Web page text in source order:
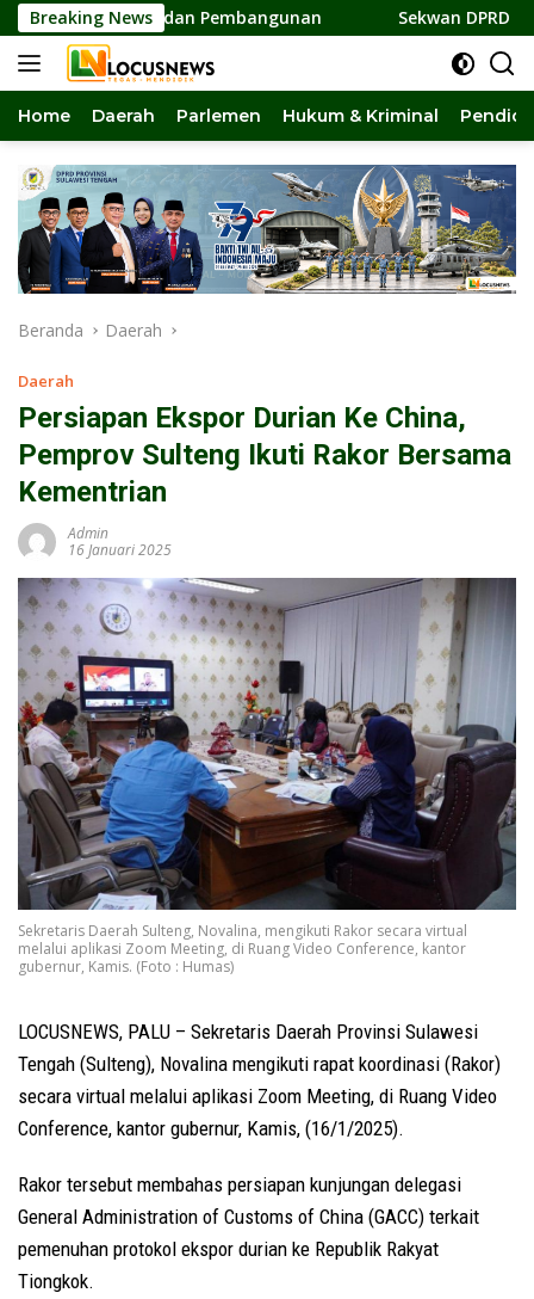
Langsung
ke
konten
Breaking News
dan Pembangunan Sekwan DPRD Sulteng Jadi
Home Daerah Parlemen Hukum & Kriminal
Beranda Daerah
Daerah
Persiapan Ekspor Durian Ke China,
Pemprov Sulteng Ikuti Rakor Bersama
Kementrian
Admin
16 Januari 2025
Sekretaris Daerah Sulteng, Novalina, mengikuti Rakor secara virtual
melalui aplikasi Zoom Meeting, di Ruang Video Conference, kantor
gubernur, Kamis. (Foto : Humas)
LOCUSNEWS, PALU – Sekretaris Daerah Provinsi Sulawesi
Tengah (Sulteng), Novalina mengikuti rapat koordinasi (Rakor)
secara virtual melalui aplikasi Zoom Meeting, di Ruang Video
Conference, kantor gubernur, Kamis, (16/1/2025).
Rakor tersebut membahas persiapan kunjungan delegasi
General Administration of Customs of China (GACC) terkait
pemenuhan protokol ekspor durian ke Republik Rakyat
Tiongkok.